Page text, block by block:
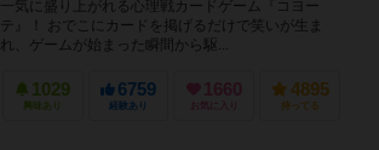
一気に盛り上がれる心理戦カードゲーム『コヨー
テ』！ おでこにカードを掲げるだけで笑いが生ま
れ、ゲームが始まった瞬間から駆...
1029
興味あり
6759
経験あり
1660
お気に入り
4895
持ってる